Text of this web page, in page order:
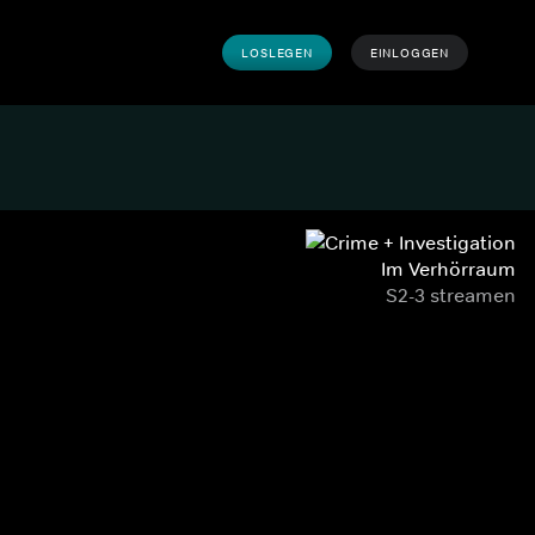
LOSLEGEN EINLOGGEN
Im Verhörraum
S2-3 streamen